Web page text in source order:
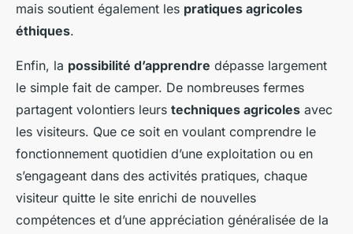
mais soutient également les pratiques agricoles
éthiques.
Enfin, la possibilité d’apprendre dépasse largement
le simple fait de camper. De nombreuses fermes
partagent volontiers leurs techniques agricoles avec
les visiteurs. Que ce soit en voulant comprendre le
fonctionnement quotidien d’une exploitation ou en
s’engageant dans des activités pratiques, chaque
visiteur quitte le site enrichi de nouvelles
compétences et d’une appréciation généralisée de la